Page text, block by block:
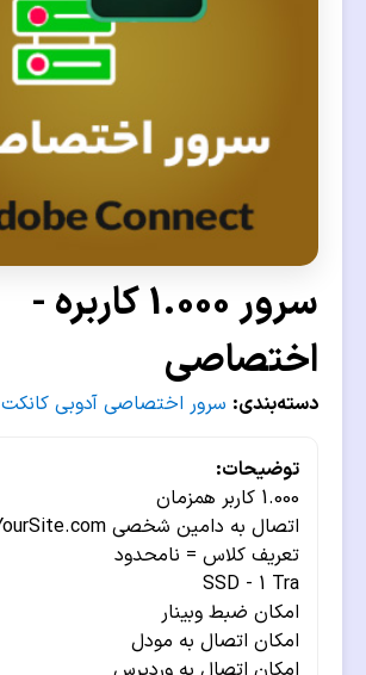
سرور 1.000 کاربره -
اختصاصی
دسته‌بندی: سرور اختصاصی آدوبی کانکت
توضیحات:
1.000 کاربر همزمان
اتصال به دامین شخصی YourSite.com
تعریف کلاس = نامحدود
SSD - 1 Tra
امکان ضبط وبینار
امکان اتصال به مودل